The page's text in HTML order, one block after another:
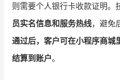
则需要个人银行卡收款证明。
员实名信息和服务热线，避免
通过后，客户可在小程序商城
结算到账户。